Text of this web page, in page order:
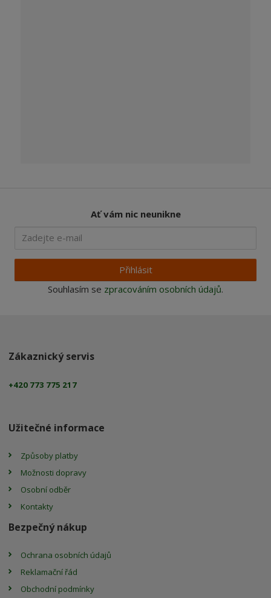
Ať vám nic neunikne
Přihlásit
Souhlasím se zpracováním osobních údajů.
Zákaznický servis
+420 773 775 217
Užitečné informace
Způsoby platby
Možnosti dopravy
Osobní odběr
Kontakty
Bezpečný nákup
Ochrana osobních údajů
Reklamační řád
Obchodní podmínky